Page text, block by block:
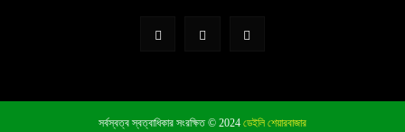
সর্বস্বত্ব স্বত্বাধিকার সংরক্ষিত © 2024 ডেইলি শেয়ারবাজার